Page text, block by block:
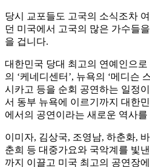
당시 교포들도 고국의 소식조차
던 미국에서 고국의 많은 가수들
을 겁니다.
대한민국 당대 최고의 연예인으
의 ‘케네디센터’, 뉴욕의 ‘메디슨
시카고 등을 순회 공연하는 일정
서 동부 뉴욕에 이르기까지 대한
에서의 공연이라는 새로운 역사
이미자, 김상국, 조영남, 하춘화,
춘희 등 대중가요와 국악계를 빛
까지 이끌고 미국 최고의 공연장